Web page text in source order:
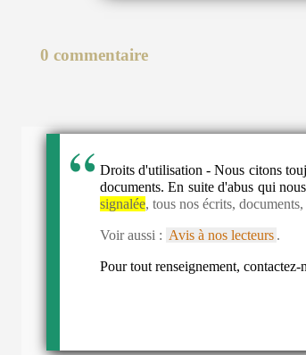
0 commentaire
Droits d'utilisation - Nous citons
documents. En suite d'abus qui
signalée, tous nos écrits,
Voir aussi : Avis à nos lecteurs .
Pour tout renseignement, contactez-